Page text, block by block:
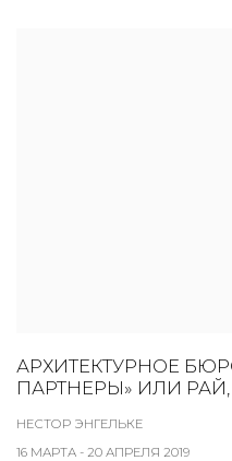
АРХИТЕКТУРНОЕ
ПАРТНЕРЫ» ИЛИ
НЕСТОР ЭНГЕЛЬКЕ
16 МАРТА - 20 АПРЕЛЯ 2019